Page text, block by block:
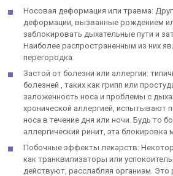
Носовая деформация или травма:
деформации, вызванные рождением
заблокировать дыхательные пути и
Наиболее распространенным из них
перегородка.
Застой от болезни или аллергии:
болезней , таких как грипп или
заложенность носа и проблемы с
хронической аллергией, испытывают
носа в течение дня или ночи. Будь то
аллергический ринит, эта блокировка
Побочные эффекты лекарств:
как транквилизаторы или
действуют, расслабляя организм.